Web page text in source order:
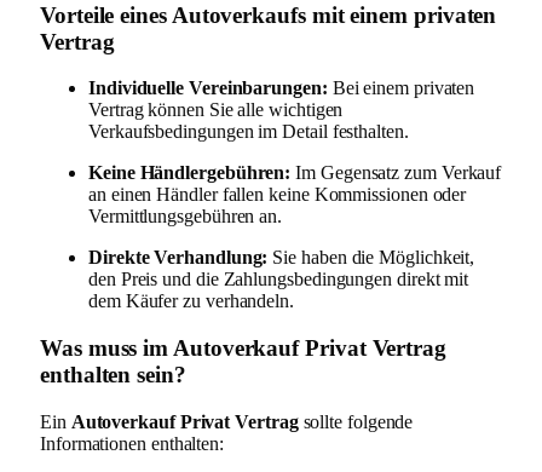
Vorteile eines Autoverkaufs mit einem privaten
Vertrag
Individuelle Vereinbarungen: Bei einem privaten
Vertrag können Sie alle wichtigen
Verkaufsbedingungen im Detail festhalten.
Keine Händlergebühren: Im Gegensatz zum Verkauf
an einen Händler fallen keine Kommissionen oder
Vermittlungsgebühren an.
Direkte Verhandlung: Sie haben die Möglichkeit,
den Preis und die Zahlungsbedingungen direkt mit
dem Käufer zu verhandeln.
Was muss im Autoverkauf Privat Vertrag
enthalten sein?
Ein Autoverkauf Privat Vertragsollte folgende
Informationen enthalten: